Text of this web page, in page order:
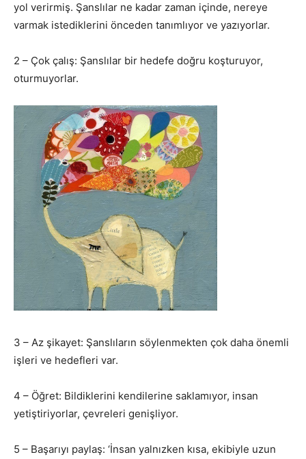
yol verirmiş. Şanslılar ne kadar zaman içinde, nereye
varmak istediklerini önceden tanımlıyor ve yazıyorlar.
2 – Çok çalış: Şanslılar bir hedefe doğru koşturuyor,
oturmuyorlar.
3 – Az şikayet: Şanslıların söylenmekten çok daha önemli
işleri ve hedefleri var.
4 – Öğret: Bildiklerini kendilerine saklamıyor, insan
yetiştiriyorlar, çevreleri genişliyor.
5 – Başarıyı paylaş: ‘İnsan yalnızken kısa, ekibiyle uzun